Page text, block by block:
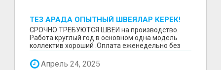
ТЕЗ АРАДА ОПЫТНЫЙ ШВЕЯЛАР КЕРЕК!
СРОЧНО ТРЕБУЮТСЯ ШВЕИ на производство.
Работа круглый год в основном одна модель
коллектив хороший .Оплата еженедельно без
Апрель 24, 2025